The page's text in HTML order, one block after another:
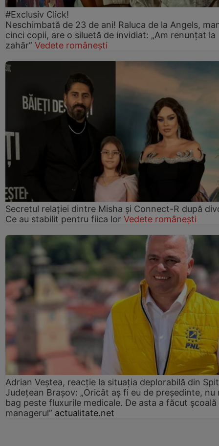
#Exclusiv Click!
Neschimbată de 23 de ani! Raluca de la Angels,
cinci copii, are o siluetă de invidiat: „Am renunțat la
zahăr” Vedete românești
Secretul relației dintre Misha și Connect-R după
Ce au stabilit pentru fiica lor Vedete românești
Adrian Veștea, reacție la situația deplorabilă din
Județean Brașov: „Oricât aș fi eu de președinte, nu
bag peste fluxurile medicale. De asta a făcut școală
managerul” actualitate.net